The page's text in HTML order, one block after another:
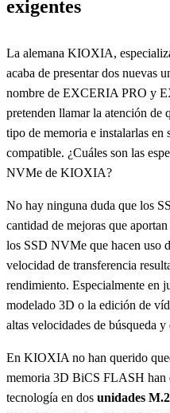
exigentes
La alemana KIOXIA,
acaba de presentar dos nuevas
nombre de EXCERIA PRO y
pretenden llamar la atención de
tipo de memoria e instalarlas
compatible. ¿Cuáles son las
NVMe de KIOXIA?
No hay ninguna duda que los
cantidad de mejoras que
los SSD NVMe que hacen uso
velocidad de transferencia
rendimiento. Especialmente en
modelado 3D o la edición de
altas velocidades de búsqueda
En KIOXIA no han querido
memoria 3D BiCS FLASH han
tecnología en dos unidades